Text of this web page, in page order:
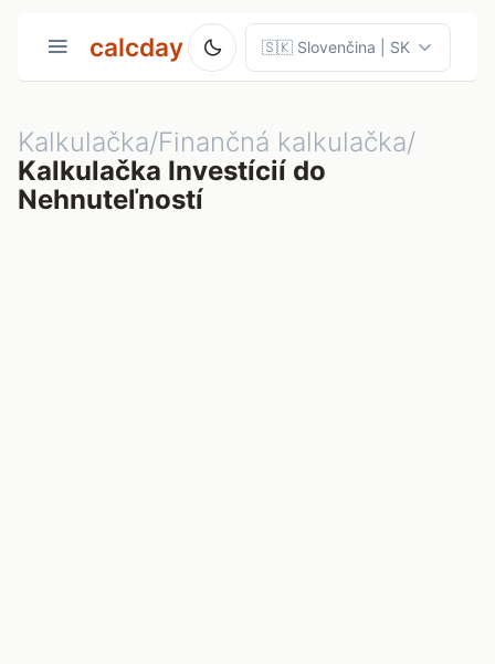
calcday
Kalkulačka/Finančná kalkulačka/
Kalkulačka Investícií do
Nehnuteľností